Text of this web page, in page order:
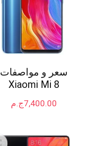
سعر و مواصفات
Xiaomi Mi 8
ج.م7,400.00